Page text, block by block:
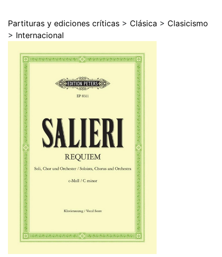
Partituras y ediciones críticas > Clásica > Clasicismo
> Internacional